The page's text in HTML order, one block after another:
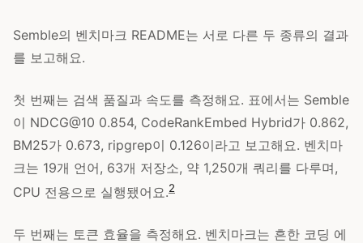
Semble의 벤치마크 README는 서로 다른 두 종류의 결과
를 보고해요.
첫 번째는 검색 품질과 속도를 측정해요. 표에서는 Semble
이 NDCG@10 0.854, CodeRankEmbed Hybrid가 0.862,
BM25가 0.673, ripgrep이 0.126이라고 보고해요. 벤치마
크는 19개 언어, 63개 저장소, 약 1,250개 쿼리를 다루며,
CPU 전용으로 실행됐어요.2
두 번째는 토큰 효율을 측정해요. 벤치마크는 흔한 코딩 에